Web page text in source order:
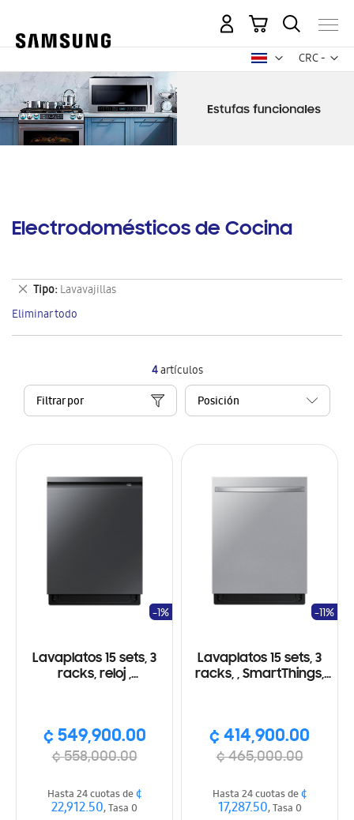
CRC -
colón
Mi carrito
Electrodomésticos de Cocina
4artículos
Filtrar por
Lavaplatos 15 sets, 3
racks, reloj ,
Automática, color
negro
¢ 549,900.00
¢ 558,000.00
-1%
Hasta 24 cuotas de¢
22,912.50, Tasa 0
Lavaplatos 15 sets, 3
racks, , SmartThings,
vapor, acero inox
¢ 414,900.00
¢ 465,000.00
-11%
Hasta 24 cuotas de¢
17,287.50, Tasa 0
Tipo Lavavajillas
Eliminar
este
artículo
Eliminar todo